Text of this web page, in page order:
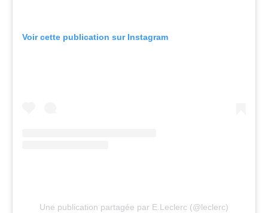
Voir cette publication sur Instagram
Une publication partagée par E.Leclerc (@leclerc)